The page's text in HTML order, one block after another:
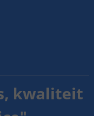
kwaliteit